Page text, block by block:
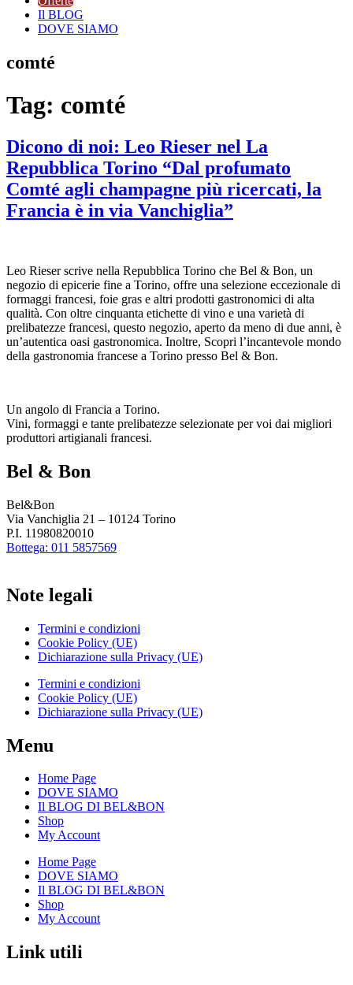
Il BLOG
DOVE SIAMO
comté
Tag: comté
Dicono di noi: Leo Rieser nel La
Repubblica Torino “Dal profumato
Comté agli champagne più ricercati, la
Francia è in via Vanchiglia”
Leo Rieser scrive nella Repubblica Torino che Bel & Bon, un
negozio di epicerie fine a Torino, offre una selezione eccezionale di
formaggi francesi, foie gras e altri prodotti gastronomici di alta
qualità. Con oltre cinquanta etichette di vino e una varietà di
prelibatezze francesi, questo negozio, aperto da meno di due anni, è
un’autentica oasi gastronomica. Inoltre, Scopri l’incantevole mondo
della gastronomia francese a Torino presso Bel & Bon.
Un angolo di Francia a Torino.
Vini, formaggi e tante prelibatezze selezionate per voi dai migliori
produttori artigianali francesi.
Bel & Bon
Bel&Bon
Via Vanchiglia 21 – 10124 Torino
P.I. 11980820010
Bottega: 011 5857569
Note legali
Termini e condizioni
Cookie Policy (UE)
Dichiarazione sulla Privacy (UE)
Termini e condizioni
Cookie Policy (UE)
Dichiarazione sulla Privacy (UE)
Menu
Home Page
DOVE SIAMO
Il BLOG DI BEL&BON
Shop
My Account
Home Page
DOVE SIAMO
Il BLOG DI BEL&BON
Shop
My Account
Link utili